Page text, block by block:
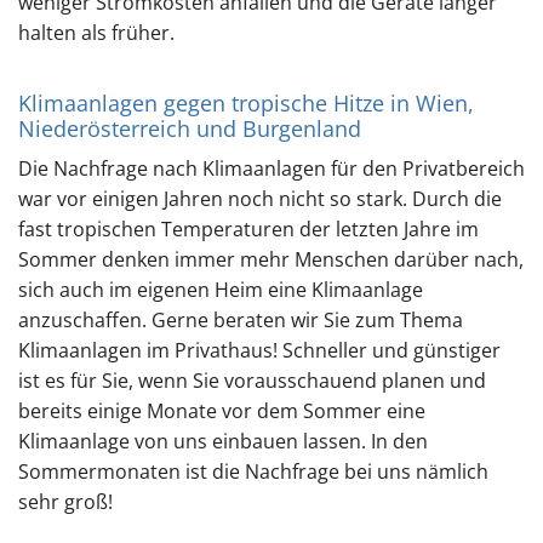
halten als früher.
Klimaanlagen gegen tropische Hitze in Wien,
Niederösterreich und Burgenland
Die Nachfrage nach Klimaanlagen für den Privatbereich
war vor einigen Jahren noch nicht so stark. Durch die
fast tropischen Temperaturen der letzten Jahre im
Sommer denken immer mehr Menschen darüber nach,
sich auch im eigenen Heim eine Klimaanlage
anzuschaffen. Gerne beraten wir Sie zum Thema
Klimaanlagen im Privathaus! Schneller und günstiger
ist es für Sie, wenn Sie vorausschauend planen und
bereits einige Monate vor dem Sommer eine
Klimaanlage von uns einbauen lassen. In den
Sommermonaten ist die Nachfrage bei uns nämlich
sehr groß!